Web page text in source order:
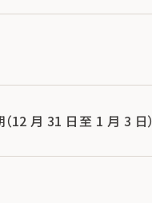
12 月 31 日至 1 月 3 日）